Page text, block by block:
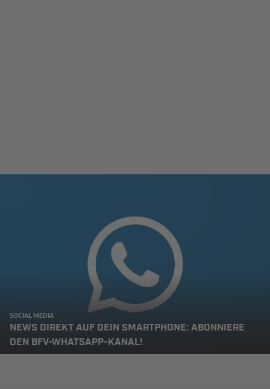
SOCIAL MEDIA
NEWS DIREKT AUF DEIN SMARTPHONE: ABONNIERE
DEN BFV-WHATSAPP-KANAL!